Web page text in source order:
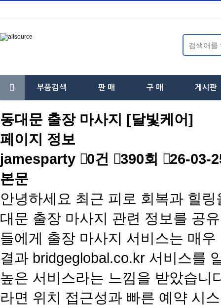
부품검색
위
분
판 매
위
구 매
위
게시판
동대문 출장 마사지 [달빛케어]
페이지 정보
jamesparty 0건 390회
26-03-
본문
안녕하세요 최근 피로 회복과 힐
대문 출장 마사지 관련 정보를 공
들에게 출장 마사지 서비스는 매
결과 bridgeglobal.co.kr 서비스를
높은 서비스라는 느낌을 받았습니
라면 위치 접근성과 빠른 예약 시